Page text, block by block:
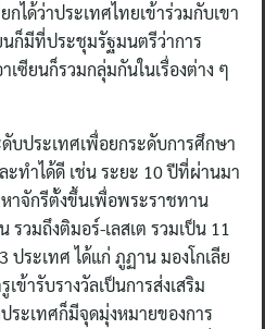
ได้ว่าประเทศไทยเข้าร่วมกับเขา
นก็มีที่ประชุมรัฐมนตรีว่าการ
เซียนก็รวมกลุ่มกันในเรื่องต่าง ๆ
บประเทศเพื่อยกระดับการศึกษา
ะทำได้ดี เช่น ระยะ 10 ปีที่ผ่านมา
าจักรีตั้งขึ้นเพื่อพระราชทาน
รวมถึงติมอร์-เลสเต รวมเป็น 11
ประเทศ ได้แก่ ภูฏาน มองโกเลีย
ข้ารับรางวัลเป็นการส่งเสริม
ะเทศก็มีจุดมุ่งหมายของการ